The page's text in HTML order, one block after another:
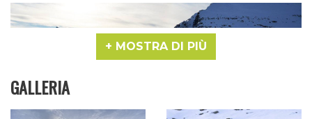
MOSTRA DI PIÙ
GALLERIA